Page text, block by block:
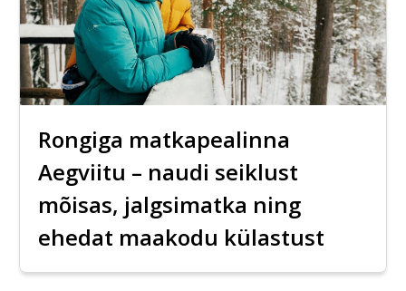
Rongiga matkapealinna
Aegviitu – naudi seiklust
mõisas, jalgsimatka ning
ehedat maakodu külastust